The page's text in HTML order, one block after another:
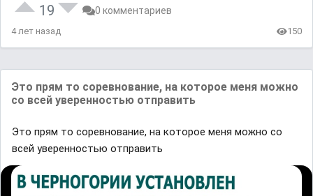
19 0 комментариев
4 лет назад 150
Это прям то соревнование, на которое меня можно
со всей уверенностью отправить
Это прям то соревнование, на которое меня можно со
всей уверенностью отправить